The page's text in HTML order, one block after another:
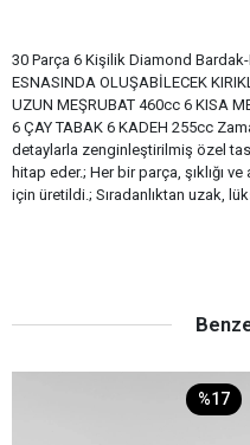
30 Parça 6 Kişilik Diamond Bardak-
ESNASINDA OLUŞABİLECEK
UZUN MEŞRUBAT 460cc 6 KISA
6 ÇAY TABAK 6 KADEH 255cc
detaylarla zenginleştirilmiş özel
hitap eder.; Her bir parça, şıklığı
için üretildi.; Sıradanlıktan uzak,
%17